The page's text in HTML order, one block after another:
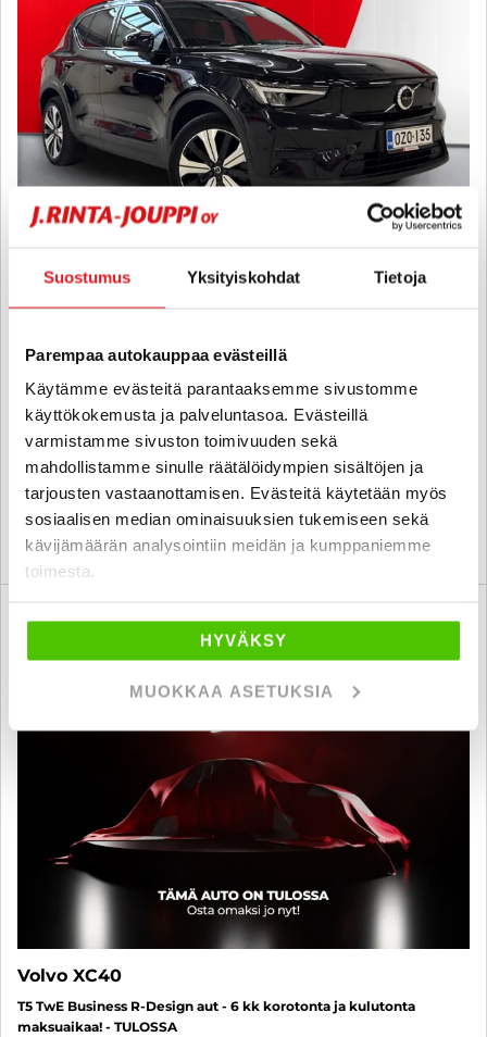
Suostumus Yksityiskohdat Tietoja
Parempaa autokauppaa evästeillä
Käytämme evästeitä parantaaksemme sivustomme
käyttökokemusta ja palveluntasoa. Evästeillä
varmistamme sivuston toimivuuden sekä
mahdollistamme sinulle räätälöidympien sisältöjen ja
tarjousten vastaanottamisen. Evästeitä käytetään myös
sosiaalisen median ominaisuuksien tukemiseen sekä
kävijämäärän analysointiin meidän ja kumppaniemme
toimesta.
HYVÄKSY
MUOKKAA ASETUKSIA
Volvo XC40
1-Omisteinen, Hyvin varusteltu! ACC, Kamera, Lämpöpumppu, 2x
38 900 €
alk. 343 € / kk
jyväskylä
KATSO TIEDOT WHATSAPP
Volvo XC40
T5 TwE Business R-Design aut - 6 kk korotonta ja kulutonta
maksuaikaa! - TULOSSA